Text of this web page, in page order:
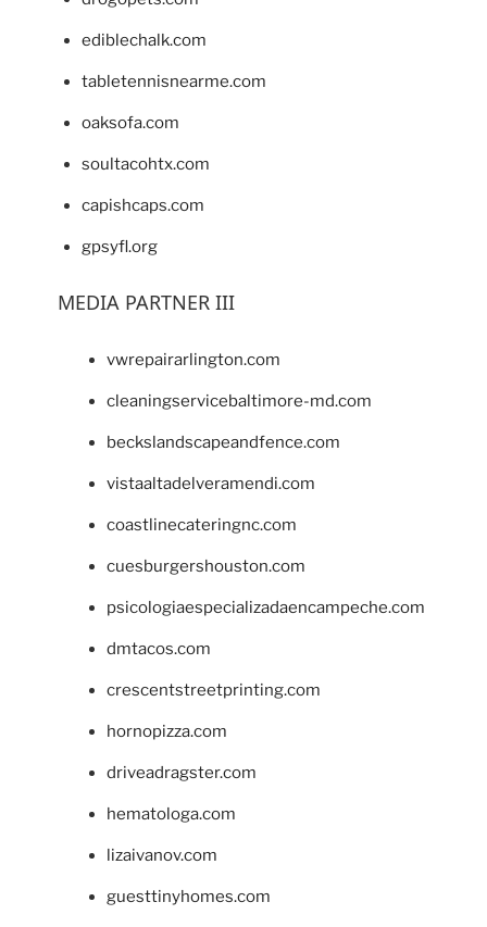
ediblechalk.com
tabletennisnearme.com
oaksofa.com
soultacohtx.com
capishcaps.com
gpsyfl.org
MEDIA PARTNER III
vwrepairarlington.com
cleaningservicebaltimore-md.com
beckslandscapeandfence.com
vistaaltadelveramendi.com
coastlinecateringnc.com
cuesburgershouston.com
psicologiaespecializadaencampeche.com
dmtacos.com
crescentstreetprinting.com
hornopizza.com
driveadragster.com
hematologa.com
lizaivanov.com
guesttinyhomes.com